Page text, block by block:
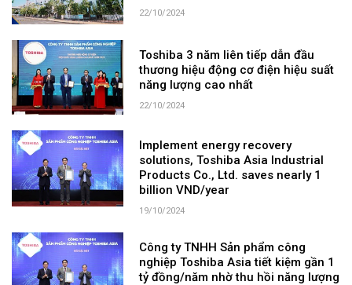
22/10/2024
Toshiba 3 năm liên tiếp dẫn đầu
thương hiệu động cơ điện hiệu suất
năng lượng cao nhất
22/10/2024
Implement energy recovery
solutions, Toshiba Asia Industrial
Products Co., Ltd. saves nearly 1
billion VND/year
19/10/2024
Công ty TNHH Sản phẩm công
nghiệp Toshiba Asia tiết kiệm gần 1
tỷ đồng/năm nhờ thu hồi năng lượng